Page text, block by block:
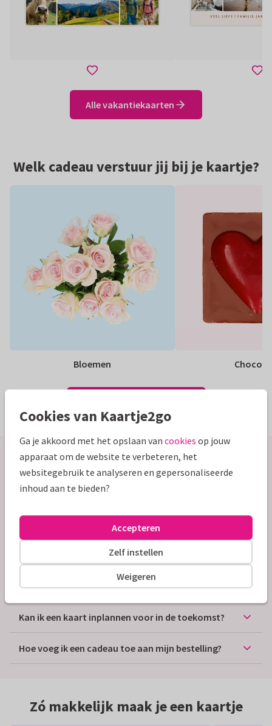
Alle vakantiekaarten
Welk cadeau verstuur jij bij je kaartje?
Bloemen
Veelgestelde vragen
Hoe lang is mijn kaart onderweg?
Kan ik met Kaartje2go een kaart versturen naar het
buitenland?
Kan ik een kaart inplannen voor in de toekomst?
Hoe voeg ik een cadeau toe aan mijn bestelling?
Zó makkelijk maak je een kaartje
Cookies van Kaartje2go
Ga je akkoord met het opslaan van cookies op jouw
apparaat om de website te verbeteren, het
websitegebruik te analyseren en gepersonaliseerde
inhoud aan te bieden?
Weigeren
Zelf instellen
Accepteren